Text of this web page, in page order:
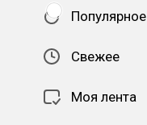
Популярное
Свежее
Моя лента